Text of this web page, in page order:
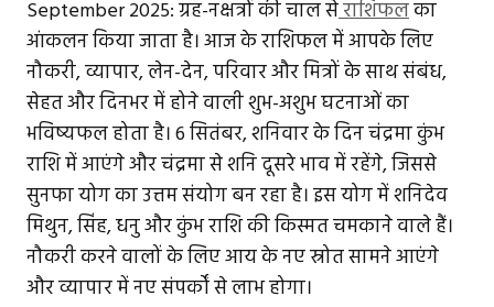
September 2025: ग्रह-नक्षत्रों की चाल सेराशिफलका
आंकलन किया जाता है। आज के राशिफल में आपके लिए
नौकरी, व्यापार, लेन-देन, परिवार और मित्रों के साथ संबंध,
सेहत और दिनभर में होने वाली शुभ-अशुभ घटनाओं का
भविष्यफल होता है। 6 सितंबर, शनिवार के दिन चंद्रमा कुंभ
राशि में आएंगे और चंद्रमा से शनि दूसरे भाव में रहेंगे, जिससे
सुनफा योग का उत्तम संयोग बन रहा है। इस योग में शनिदेव
मिथुन, सिंह, धनु और कुंभ राशि की किस्मत चमकाने वाले हैं।
नौकरी करने वालों के लिए आय के नए स्रोत सामने आएंगे
और व्यापार में नए संपर्कों से लाभ होगा।